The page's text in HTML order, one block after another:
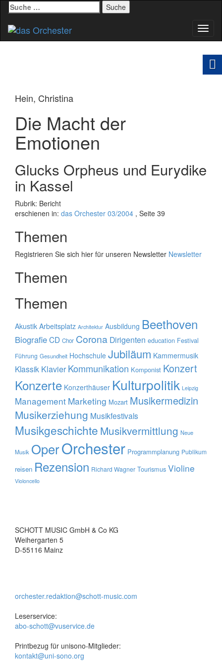
Suche
nach:
Hein, Christina
Die Macht der
Emotionen
Glucks Orpheus und Eurydike
in Kassel
Rubrik: Bericht
erschienen in: das Orchester 03/2004 , Seite 39
Themen
Registrieren Sie sich hier für unseren Newsletter Newsletter
Themen
Themen
Akustik Arbeitsplatz Architektur Ausbildung Beethoven
BiografieCD Chor Corona Dirigenten education Festival
Führung Gesundheit Hochschule Jubiläum Kammermusik
Klassik Klavier Kommunikation Komponist Konzert
Konzerte Konzerthäuser Kulturpolitik Leipzig
Management Marketing Mozart Musikermedizin
Musikerziehung Musikfestivals
Musikgeschichte Musikvermittlung Neue
Musik OperOrchester Programmplanung Publikum
reisen Rezension Richard Wagner Tourismus Violine
Violoncello
SCHOTT MUSIC GmbH & Co KG
Weihergarten 5
D-55116 Mainz
orchester.redaktion@schott-music.com
Leserservice:
abo-schott@vuservice.de
Printbezug für unisono-Mitglieder:
kontakt@uni-sono.org